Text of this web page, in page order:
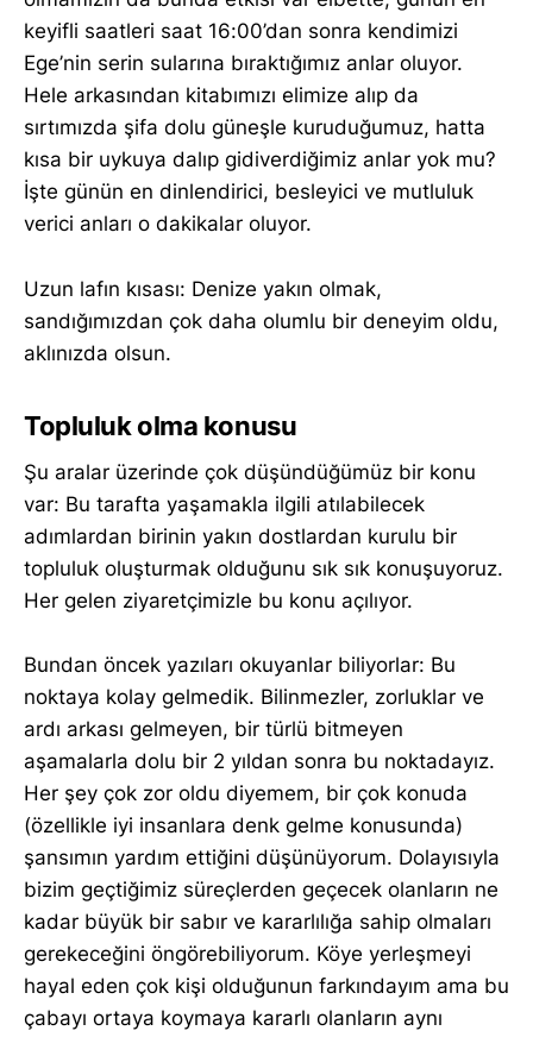
keyifli saatleri saat 16:00’dan sonra kendimizi
Ege’nin serin sularına bıraktığımız anlar oluyor.
Hele arkasından kitabımızı elimize alıp da
sırtımızda şifa dolu güneşle kuruduğumuz, hatta
kısa bir uykuya dalıp gidiverdiğimiz anlar yok mu?
İşte günün en dinlendirici, besleyici ve mutluluk
verici anları o dakikalar oluyor.
Uzun lafın kısası: Denize yakın olmak,
sandığımızdan çok daha olumlu bir deneyim oldu,
aklınızda olsun.
Topluluk olma konusu
Şu aralar üzerinde çok düşündüğümüz bir konu
var: Bu tarafta yaşamakla ilgili atılabilecek
adımlardan birinin yakın dostlardan kurulu bir
topluluk oluşturmak olduğunu sık sık konuşuyoruz.
Her gelen ziyaretçimizle bu konu açılıyor.
Bundan öncek yazıları okuyanlar biliyorlar: Bu
noktaya kolay gelmedik. Bilinmezler, zorluklar ve
ardı arkası gelmeyen, bir türlü bitmeyen
aşamalarla dolu bir 2 yıldan sonra bu noktadayız.
Her şey çok zor oldu diyemem, bir çok konuda
(özellikle iyi insanlara denk gelme konusunda)
şansımın yardım ettiğini düşünüyorum. Dolayısıyla
bizim geçtiğimiz süreçlerden geçecek olanların ne
kadar büyük bir sabır ve kararlılığa sahip olmaları
gerekeceğini öngörebiliyorum. Köye yerleşmeyi
hayal eden çok kişi olduğunun farkındayım ama bu
çabayı ortaya koymaya kararlı olanların aynı